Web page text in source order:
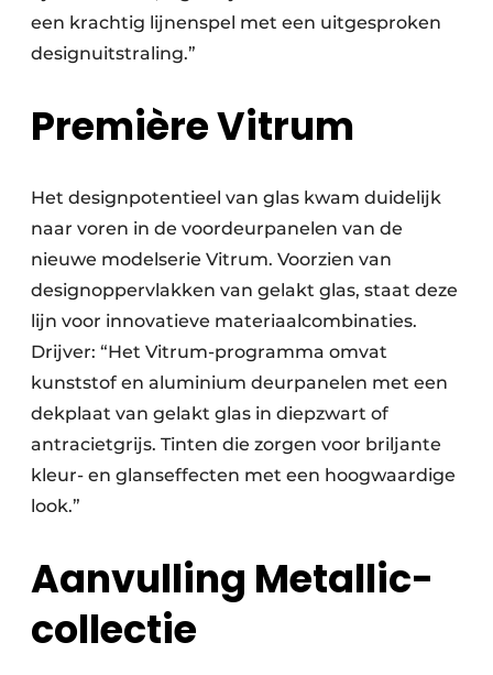
een krachtig lijnenspel met een uitgesproken
designuitstraling.”
Première Vitrum
Het designpotentieel van glas kwam duidelijk
naar voren in de voordeurpanelen van de
nieuwe modelserie Vitrum. Voorzien van
designoppervlakken van gelakt glas, staat deze
lijn voor innovatieve materiaalcombinaties.
Drijver: “Het Vitrum-programma omvat
kunststof en aluminium deurpanelen met een
dekplaat van gelakt glas in diepzwart of
antracietgrijs. Tinten die zorgen voor briljante
kleur- en glanseffecten met een hoogwaardige
look.”
Aanvulling Metallic-
collectie